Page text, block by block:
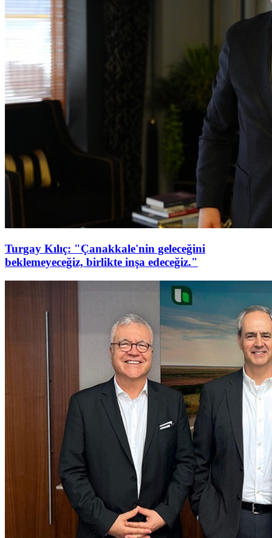
Turgay Kılıç: "Çanakkale'nin geleceğini
beklemeyeceğiz, birlikte inşa edeceğiz."